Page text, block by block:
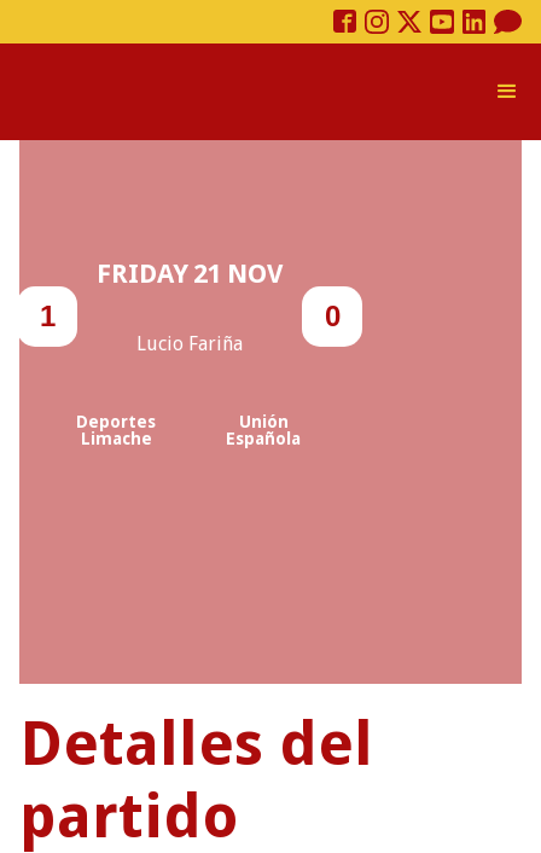
1
FRIDAY 21 NOV
Lucio Fariña
0
Deportes
Limache
Unión
Española
Detalles del
partido